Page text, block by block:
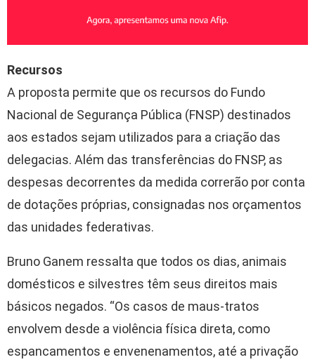
Recursos
A proposta permite que os recursos do Fundo
Nacional de Segurança Pública (FNSP) destinados
aos estados sejam utilizados para a criação das
delegacias. Além das transferências do FNSP, as
despesas decorrentes da medida correrão por conta
de dotações próprias, consignadas nos orçamentos
das unidades federativas.
Bruno Ganem ressalta que todos os dias, animais
domésticos e silvestres têm seus direitos mais
básicos negados. “Os casos de maus-tratos
envolvem desde a violência física direta, como
espancamentos e envenenamentos, até a privação